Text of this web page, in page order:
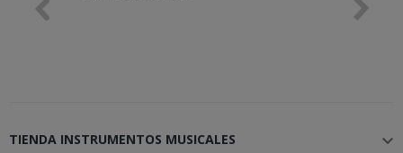
TIENDA INSTRUMENTOS MUSICALES 